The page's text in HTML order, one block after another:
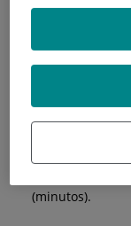
profesión o una
¿Cuándo
es necesario que
Molestias
(minutos).